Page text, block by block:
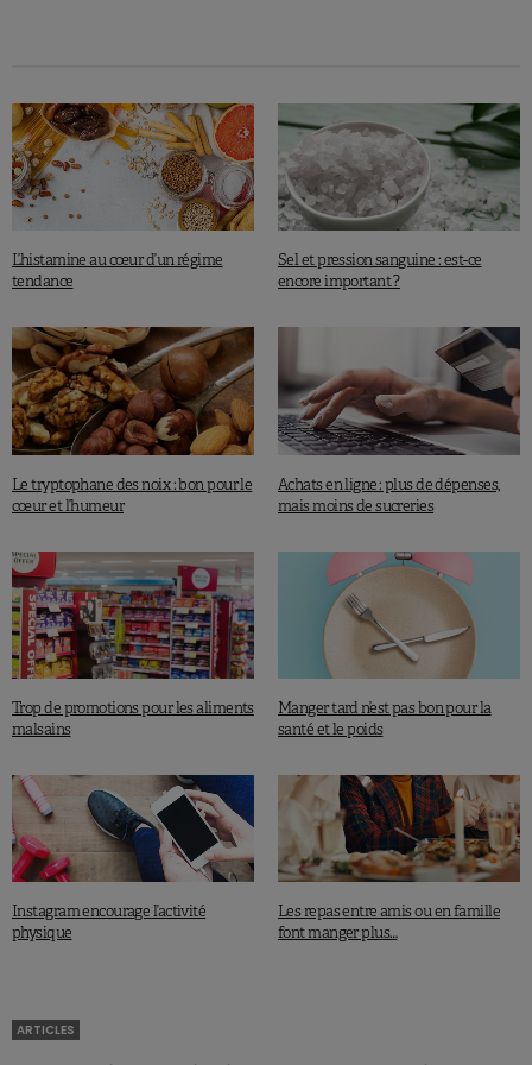
L’histamine au cœur d’un régime
tendance
Sel et pression sanguine : est-ce
encore important ?
Le tryptophane des noix : bon pour le
cœur et l’humeur
Achats en ligne : plus de dépenses,
mais moins de sucreries
Trop de promotions pour les aliments
malsains
Manger tard n’est pas bon pour la
santé et le poids
Instagram encourage l’activité
physique
Les repas entre amis ou en famille
font manger plus…
ARTICLES